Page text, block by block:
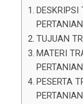
TUJUAN
MATERI
PESERTA